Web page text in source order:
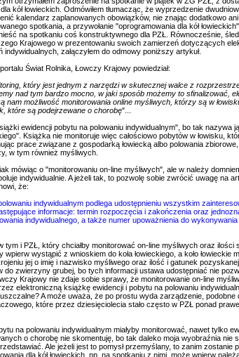
kół łowieckich. Odmówiłem tłumacząc, że wyprzedzenie
kalendarz zaplanowanych obowiązków, nie znając dodatkowo
spotkania, a przywołanie "oprogramowania dla kół
na spotkaniu coś konstruktywnego dla PZŁ. Równocześnie,
Krajowego w prezentowaniu swoich zamierzeń dotyczących
indywidualnych, załączyłem do odmowy poniższy artykuł.
Świat Rolnika, Łowczy Krajowy powiedział:
który jest jednym z narzędzi w skutecznej walce z
nad tym bardzo mocno, w jaki sposób możemy to sfinalizować,
nam możliwość monitorowania online myśliwych, którzy są w
które są podejrzewane o chorobę"...
ewidencji pobytu na polowaniu indywidualnym", bo tak nazywa
Książka nie monitoruje więc całościowo pobytów w łowisku,
prace związane z gospodarką łowiecką albo polowania
w tym również myśliwych.
mówiąc o "monitorowaniu on-line myśliwych", ale w należy
indywidualnie. A jeżeli tak, to pozwolę sobie zwrócić uwagę na
że:
indywidualnym podlega udostępnieniu wszystkim
informacje: termin rozpoczęcia i zakończenia oraz
indywidualnego, a także numer upoważnienia do wykonywania
i PZŁ, który chciałby monitorować on-line myśliwych oraz ilości
wystąpić z wnioskiem do koła łowieckiego, a koło łowieckie
jej o imię i nazwisko myśliwego oraz ilość i gatunek
do zwierzyny grubej, bo tych informacji ustawa udostępniać nie
Krajowy nie zdaje sobie sprawy, że monitorowanie on-line
elektroniczną książkę ewidencji i pobytu na polowaniu
A może uważa, że po prostu wyda zarządzenie, podobne
które przez dziesięciolecia stało często w PZŁ ponad
na polowaniu indywidualnym miałyby monitorować, nawet tylko
o chorobę nie skomentuję, bo tak daleko moja wyobraźnia nie
Ale jeżeli jest to pomysł przemyślany, to zanim zostanie
dla kół łowieckich, np. na spotkaniu z nimi, może wpierw